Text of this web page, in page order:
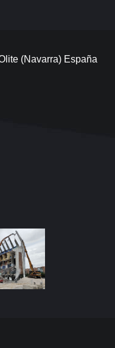
(Navarra) España